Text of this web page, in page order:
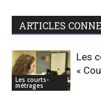
ARTICLES
Les courts-
métrages
Les
«